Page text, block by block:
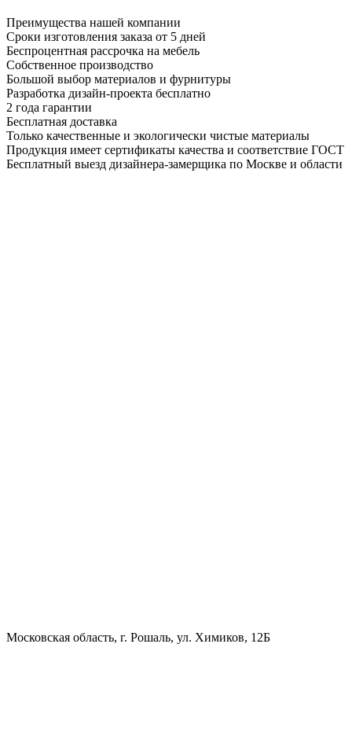
Преимущества нашей компании
Сроки изготовления заказа от 5 дней
Беспроцентная рассрочка на мебель
Собственное производство
Большой выбор материалов и фурнитуры
Разработка дизайн-проекта бесплатно
2 года гарантии
Бесплатная доставка
Только качественные и экологически чистые материалы
Продукция имеет сертификаты качества и соответствие ГОСТ
Бесплатный выезд дизайнера-замерщика по Москве и области
Московская область, г. Рошаль, ул. Химиков, 12Б